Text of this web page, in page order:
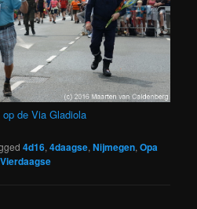
de Via Gladiola
4d16,4daagse,Nijmegen,Opa
Vierdaagse